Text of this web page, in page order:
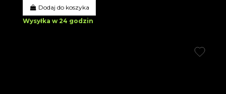
Dodaj do koszyka
Wysyłka w 24 godzin